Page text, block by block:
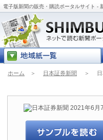
電子版新聞の販売・購読ポータルサイト -
ホーム ＞ 日本証券新聞 ＞